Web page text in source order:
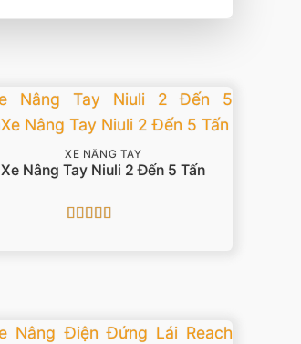
XE NÂNG TAY
Xe Nâng Tay Niuli 2 Đến 5 Tấn